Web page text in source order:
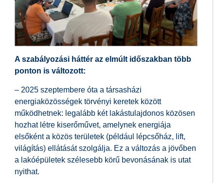
A szabályozási háttér az elmúlt időszakban több
ponton is változott:
– 2025 szeptembere óta a társasházi
energiaközösségek törvényi keretek között
működhetnek: legalább két lakástulajdonos közösen
hozhat létre kiserőművet, amelynek energiája
elsőként a közös területek (például lépcsőház, lift,
világítás) ellátását szolgálja. Ez a változás a jövőben
a lakóépületek szélesebb körű bevonásának is utat
nyithat.